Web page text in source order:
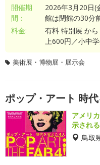
開催期
間：
2026年3月20日(
館は閉館の30分
料金:
有料 特別展 か
上600円／小中
美術展・博物展・展示会
ポップ・アート 時
アメリ
示される
鳥取